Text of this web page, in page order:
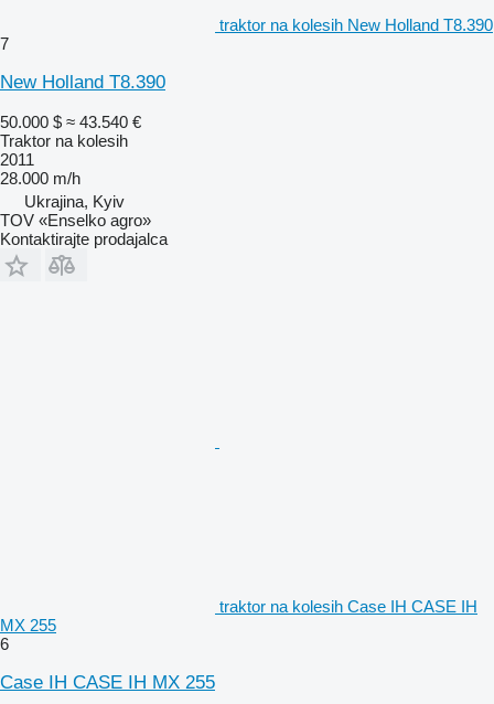
traktor na kolesih New Holland T8.390
7
New Holland T8.390
50.000 $ ≈ 43.540 €
Traktor na kolesih
2011
28.000 m/h
Ukrajina, Kyiv
TOV «Enselko agro»
Kontaktirajte prodajalca
traktor na kolesih Case IH CASE IH
MX 255
6
Case IH CASE IH MX 255